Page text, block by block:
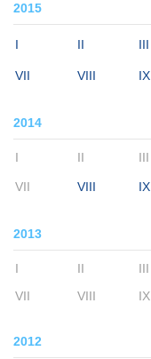
2015
I II III
VII VIII IX
2014
I II III
VII VIII IX
2013
I II III
VII
VIII IX
2012